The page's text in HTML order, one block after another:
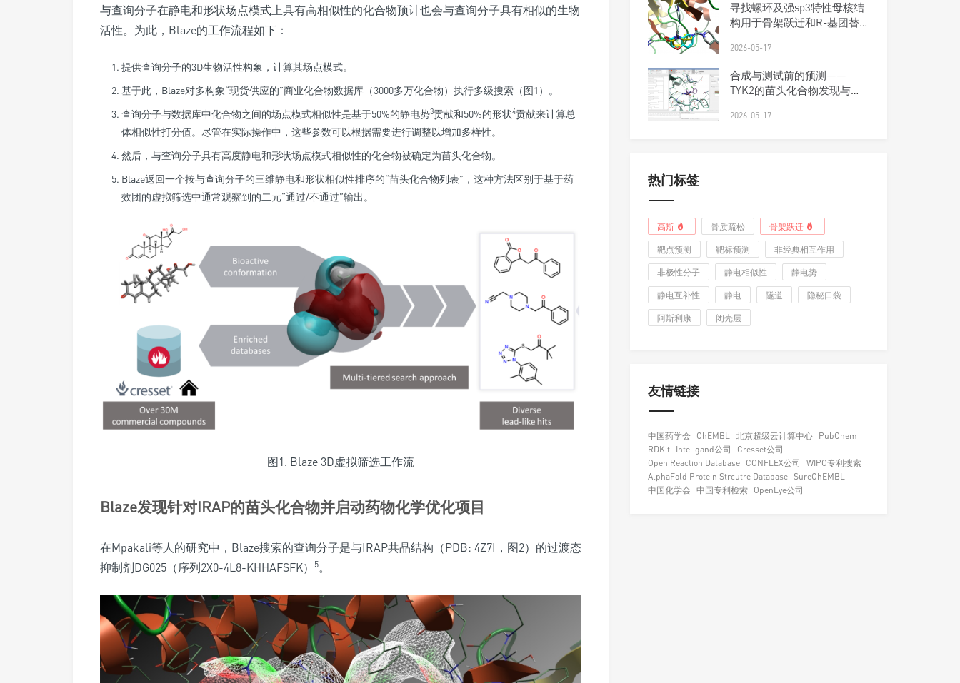
与查询分子在静电和形状场点模式上具有高相似性的化合物预计也会与查询分子具有相似的生物
活性。为此，Blaze的工作流程如下：
提供查询分子的3D生物活性构象，计算其场点模式。
基于此，Blaze对多构象“现货供应的”商业化合物数据库（3000多万化合物）执行多级搜索（图1）。
查询分子与数据库中化合物之间的场点模式相似性是基于50%的静电势3贡献和50%的形状4贡献来计算总
体相似性打分值。尽管在实际操作中，这些参数可以根据需要进行调整以增加多样性。
然后，与查询分子具有高度静电和形状场点模式相似性的化合物被确定为苗头化合物。
Blaze返回一个按与查询分子的三维静电和形状相似性排序的“苗头化合物列表”，这种方法区别于基于药
效团的虚拟筛选中通常观察到的二元“通过/不通过”输出。
图1. Blaze 3D虚拟筛选工作流
Blaze发现针对IRAP的苗头化合物并启动药物化学优化项目
在Mpakali等人的研究中，Blaze搜索的查询分子是与IRAP共晶结构（PDB: 4Z7I，图2）的过渡态
抑制剂DG025（序列2X0-4L8-KHHAFSFK）
5。
寻找螺环及强sp3特性母核结
构用于骨架跃迁和R-基团替
2026-05-17
合成与测试前的预测——
TYK2的苗头化合物发现与优
2026-05-17
热门标签
高斯 骨质疏松 骨架跃迁
靶点预测 靶标预测 非经典相互作用
非极性分子 静电相似性 静电势
静电互补性 静电 隧道 隐秘口袋
阿斯利康 闭壳层
友情链接
中国药学会 ChEMBL 北京超级云计算中心 PubChem
RDKit Inteligand公司
Cresset公司
Open Reaction Database CONFLEX公司
WIPO专利搜索
AlphaFold Protein Strcutre Database SureChEMBL
中国化学会 中国专利检索 OpenEye公司